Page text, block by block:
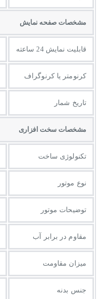
مشخصات صفحه نمايش
قابلیت نمایش 24 ساعته
کرنومتر یا کرنوگراف
تاریخ شمار
مشخصات سخت افزاری
تکنولوژی ساخت
نوع موتور
توضیحات موتور
مقاوم در برابر آب
میزان مقاومت
جنس بدنه